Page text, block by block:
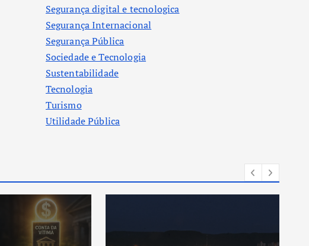
Segurança digital e tecnologica
Segurança Internacional
Segurança Pública
Sociedade e Tecnologia
Sustentabilidade
Tecnologia
Turismo
Utilidade Pública